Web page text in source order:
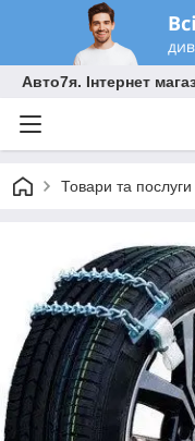
Авто7я. Інтернет
Товари та послуги